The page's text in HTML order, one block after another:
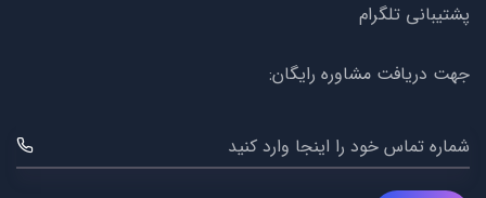
پشتیبانی تلگرام
جهت دریافت مشاوره رایگان:
شماره تماس خود را اینجا وارد کنید